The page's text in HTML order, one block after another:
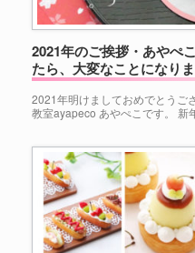
2021年のご挨拶・あやぺ
たら、大変なことになりま
2021年明けましておめでとうご
教室ayapeco あやぺこです。 新